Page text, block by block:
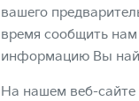
вашего
время сообщить
информацию Вы
На нашем веб-